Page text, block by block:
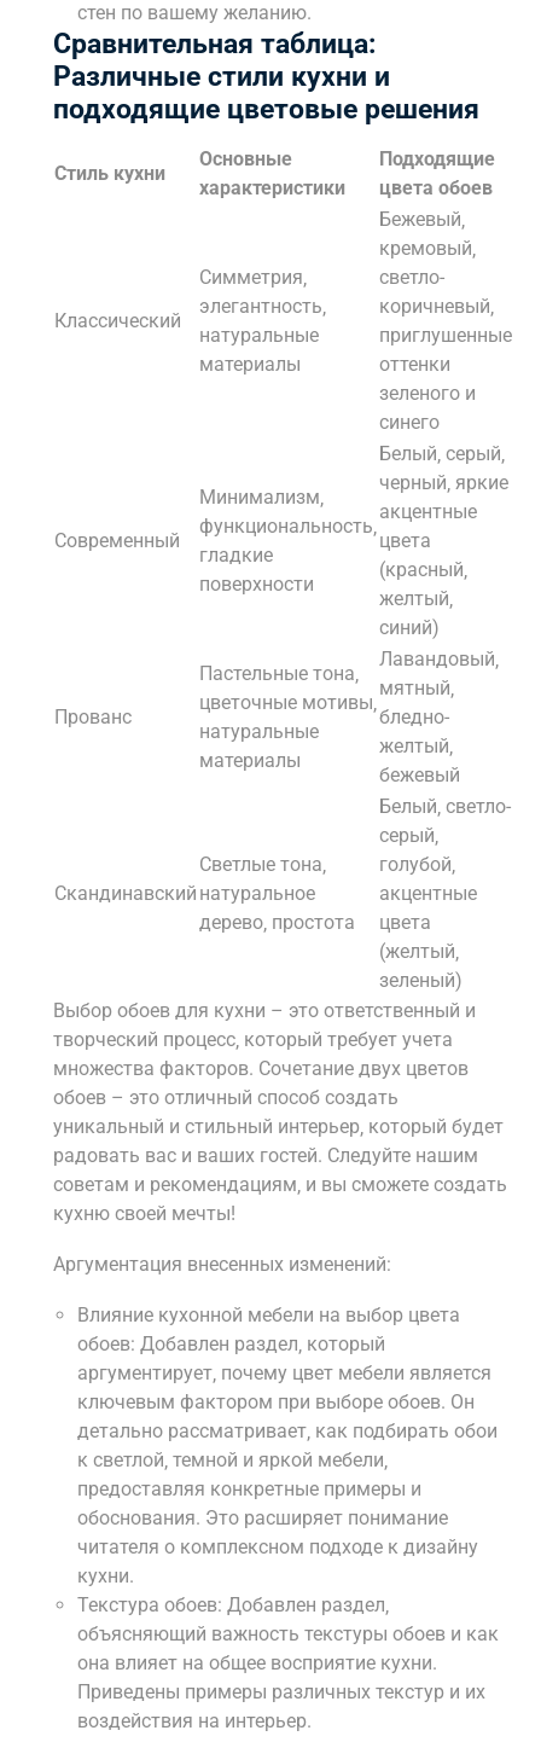
стен по вашему желанию.
Сравнительная таблица:
Различные стили кухни и
подходящие цветовые решения
Стиль кухни
Основные
характеристики
Подходящие
цвета обоев
Классический
Симметрия‚
элегантность‚
натуральные
материалы
Бежевый‚
кремовый‚
светло-
коричневый‚
приглушенные
оттенки
зеленого и
синего
Современный
Минимализм‚
функциональность‚
гладкие
поверхности
Белый‚ серый‚
черный‚ яркие
акцентные
цвета
(красный‚
желтый‚
синий)
Прованс
Пастельные тона‚
цветочные мотивы‚
натуральные
материалы
Лавандовый‚
мятный‚
бледно-
желтый‚
бежевый
Скандинавский
Светлые тона‚
натуральное
дерево‚ простота
Белый‚ светло-
серый‚
голубой‚
акцентные
цвета
(желтый‚
зеленый)
Выбор обоев для кухни – это ответственный и
творческий процесс‚ который требует учета
множества факторов. Сочетание двух цветов
обоев – это отличный способ создать
уникальный и стильный интерьер‚ который будет
радовать вас и ваших гостей. Следуйте нашим
советам и рекомендациям‚ и вы сможете создать
кухню своей мечты!
Аргументация внесенных изменений:
Влияние кухонной мебели на выбор цвета
обоев: Добавлен раздел‚ который
аргументирует‚ почему цвет мебели является
ключевым фактором при выборе обоев. Он
детально рассматривает‚ как подбирать обои
к светлой‚ темной и яркой мебели‚
предоставляя конкретные примеры и
обоснования. Это расширяет понимание
читателя о комплексном подходе к дизайну
кухни.
Текстура обоев: Добавлен раздел‚
объясняющий важность текстуры обоев и как
она влияет на общее восприятие кухни.
Приведены примеры различных текстур и их
воздействия на интерьер.